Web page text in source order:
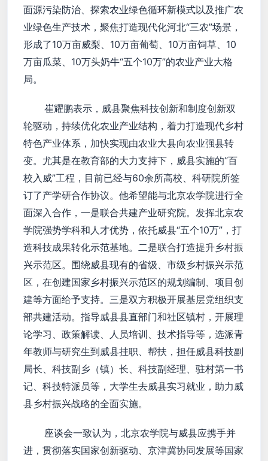
面源污染防治、探索农业绿色循环新模式以及推广农
业绿色生产技术，聚焦打造现代化河北“三农”场景，
形成了10万亩威梨、10万亩葡萄、10万亩饲草、10
万亩瓜菜、10万头奶牛“五个10万”的农业产业大格
局。
崔耀鹏表示，威县聚焦科技创新和制度创新双
轮驱动，持续优化农业产业结构，着力打造现代乡村
特色产业体系，加快实现由农业大县向农业强县转
变。尤其是在教育部的大力支持下，威县实施的“百
校入威”工程，目前已经与60余所高校、科研院所签
订了产学研合作协议。他希望能与北京农学院进行全
面深入合作，一是联合共建产业研究院。发挥北京农
学院强势学科和人才优势，依托威县“五个10万”，打
造科技成果转化示范基地。二是联合打造提升乡村振
兴示范区。围绕威县现有的省级、市级乡村振兴示范
区，在创建国家乡村振兴示范区的规划编制、项目创
建等方面给予支持。三是双方积极开展基层党组织支
部共建活动。指导威县县直部门和社区镇村，开展理
论学习、政策解读、人员培训、技术指导等，选派青
年教师与研究生到威县挂职、帮扶，担任威县科技副
局长、科技副乡（镇）长、科技副经理、驻村第一书
记、科技特派员等，大学生去威县实习就业，助力威
县乡村振兴战略的全面实施。
座谈会一致认为，北京农学院与威县应携手并
进，贯彻落实国家创新驱动、京津冀协同发展等国家